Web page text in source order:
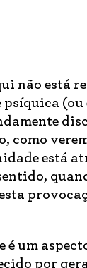
não está
(ou
como
está
é um
por